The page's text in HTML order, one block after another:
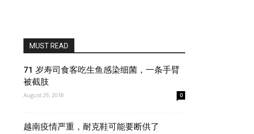
MUST READ
71 岁寿司食客吃生鱼感染细菌，一条手臂
被截肢
August 29, 2018 0
越南疫情严重，耐克鞋可能要断供了